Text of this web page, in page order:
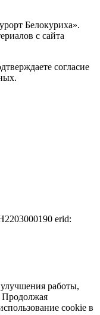
Белокуриха».
с сайта
согласие
erid:
работы,
Продолжая
cookie в